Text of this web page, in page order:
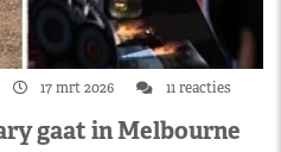
17 mrt 2026 11 reacties
gaat in Melbourne